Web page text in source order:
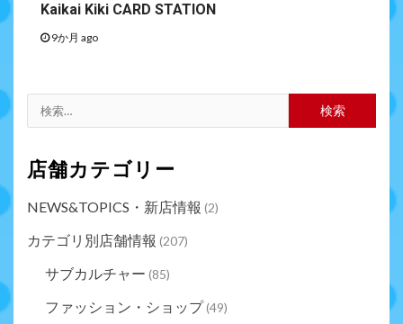
Kaikai Kiki CARD STATION
9か月 ago
店舗カテゴリー
NEWS&TOPICS・新店情報 (2)
カテゴリ別店舗情報 (207)
サブカルチャー (85)
ファッション・ショップ(49)